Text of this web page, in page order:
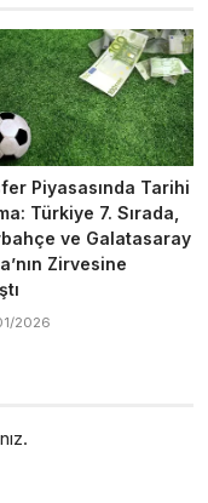
Piyasasında Tarihi
Türkiye 7. Sırada,
ve Galatasaray
Zirvesine
2026
.